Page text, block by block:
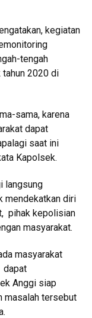
kegiatan
tengah
2020 di
sama, karena
dapat
saat ini
Kapolsek.
langsung
mendekatkan diri
pihak kepolisian
masyarakat.
masyarakat
dapat
Anggi siap
masalah tersebut